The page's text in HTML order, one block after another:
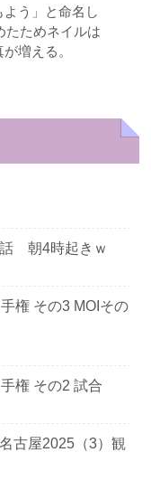
う」と命名し
たためネイルは
増える。
話 朝4時起きｗ
権 その3 MOIその
権 その2 試合
古屋2025（3）観